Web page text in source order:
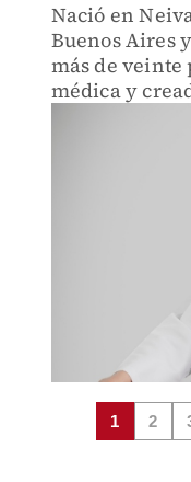
Nació en
Buenos Aires
más de veinte
médica y
Maria Silva
consultorio
1 2